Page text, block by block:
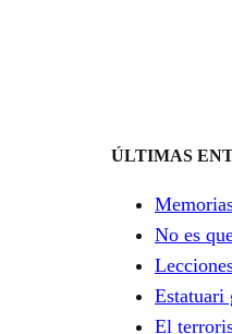
ÚLTIMAS
No es
Estatuari
El